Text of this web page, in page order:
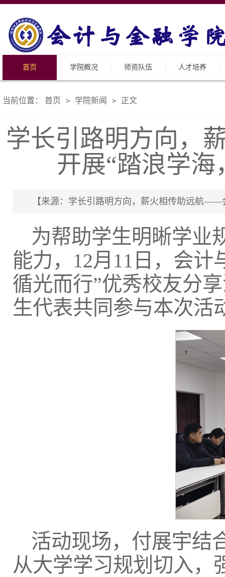
首页 学院概况 师资队伍 人才培养
当前位置： 首页 > 学院新闻 > 正文
学长引路明方向，
开展“踏浪学
【来源：学长引路明方向，薪火相传助远航——
为帮助学生明晰学业
能力，12月11日，会计
循光而行”优秀校友分
生代表共同参与本次活
活动现场，付展宇结
从大学学习规划切入，